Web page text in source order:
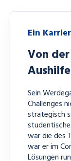
Ein
Von
Sein
Challenges
strategisch
war die des
war er im
Lösungen